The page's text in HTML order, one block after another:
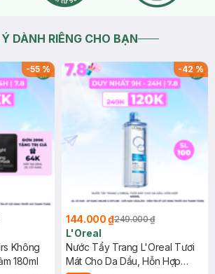
DÀNH RIÊNG CHO BẠN
-55%
Không
180ml
-42%
144.000 ₫249.000 ₫
L'Oreal
Nước Tẩy Trang L'Oreal Tươi
Mát Cho Da Dầu, Hỗn Hợp